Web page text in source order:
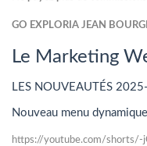
GO EXPLORIA JEAN
Le Marketing
LES NOUVEAUTÉS
Nouveau menu dynamique
https://youtube.com/shorts/-